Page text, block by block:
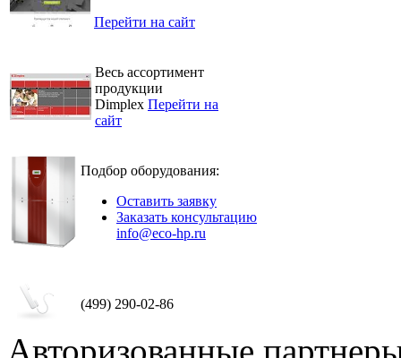
Перейти на сайт
Весь ассортимент
продукции
Dimplex Перейти на
сайт
Подбор оборудования:
Оставить заявку
Заказать консультацию
info@eco-hp.ru
(499) 290-02-86
Авторизованные